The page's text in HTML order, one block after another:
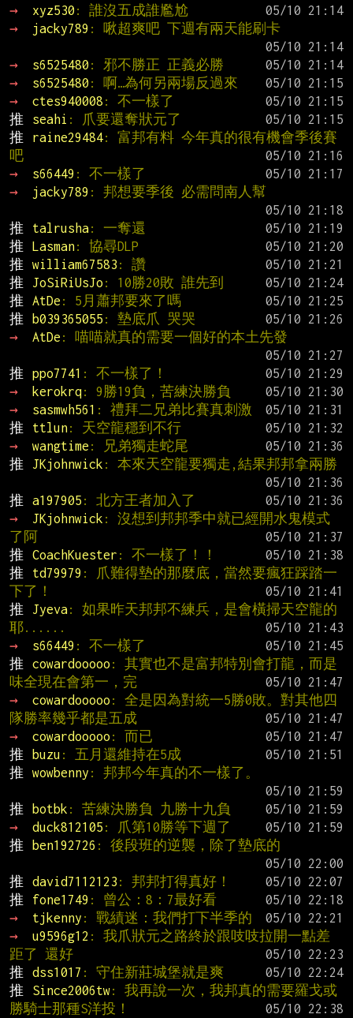
→
xyz530 : 誰沒五成誰尷尬
→
jacky789 : 啾超爽吧 下週有兩天能刷卡
→
s6525480 : 邪不勝正 正義必勝
→
s6525480 : 啊…為何另兩場反過來
→
ctes940008 : 不一樣了
推
seahi : 爪要還奪狀元了
推
raine29484: 富邦有料 今年真的很有機會季後賽
吧
→
s66449 : 不一樣了
→
jacky789 : 邦想要季後 必需問南人幫
推
talrusha: 一奪還
推
Lasman: 協尋DLP
推
william67583 : 讚
推
JoSiRiUsJo : 10勝20敗 誰先到
推
AtDe : 5月蕭邦要來了嗎
推
b039365055 : 墊底爪 哭哭
→
AtDe : 喵喵就真的需要一個好的本土先發
推
ppo7741 : 不一樣了！
→
kerokrq: 9勝19負，苦練決勝負
→
sasmwh561 : 禮拜二兄弟比賽真刺激
推
ttlun: 天空龍穩到不行
→
wangtime : 兄弟獨走蛇尾
推
JKjohnwick : 本來天空龍要獨走,結果邦邦拿兩勝
推
a197905 : 北方王者加入了
→
JKjohnwick : 沒想到邦邦季中就已經開水鬼模式
了阿
推
CoachKuester : 不一樣了！！
推
td79979 : 爪難得墊的那麼底，當然要瘋狂踩踏一
下了！
推
Jyeva: 如果昨天邦邦不練兵，是會橫掃天空龍的
耶......
→
s66449 : 不一樣了
推
cowardooooo : 其實也不是富邦特別會打龍，而是
味全現在會第一，完
→
cowardooooo : 全是因為對統一5勝0敗。對其他四
隊勝率幾乎都是五成
→
cowardooooo : 而已
推
buzu : 五月還維持在5成
推
wowbenny : 邦邦今年真的不一樣了。
推
botbk : 苦練決勝負 九勝十九負
→
duck812105 : 爪第10勝等下週了
推
ben192726 : 後段班的逆襲，除了墊底的
推
david7112123 : 邦邦打得真好！
推
fone1749 : 曾公：8：7最好看
→
tjkenny : 戰績迷：我們打下半季的
→
u9596g12 : 我爪狀元之路終於跟吱吱拉開一點差
距了 還好
推
dss1017 : 守住新莊城堡就是爽
推
Since2006tw: 我再說一次，我邦真的需要羅戈或
勝騎士那種S洋投！